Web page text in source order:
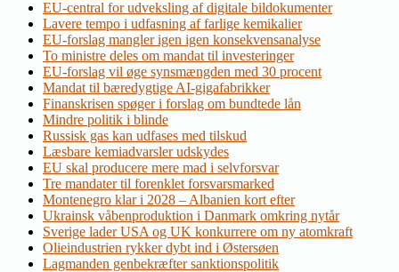
EU-central for udveksling af digitale bildokumenter
Lavere tempo i udfasning af farlige kemikalier
EU-forslag mangler igen igen konsekvensanalyse
To ministre deles om mandat til investeringer
EU-forslag vil øge synsmængden med 30 procent
Mandat til bæredygtige AI-gigafabrikker
Finanskrisen spøger i forslag om bundtede lån
Mindre politik i blinde
Russisk gas kan udfases med tilskud
Læsbare kemiadvarsler udskydes
EU skal producere mere mad i selvforsvar
Tre mandater til forenklet forsvarsmarked
Montenegro klar i 2028 – Albanien kort efter
Ukrainsk våbenproduktion i Danmark omkring nytår
Sverige lader USA og UK konkurrere om ny atomkraft
Olieindustrien rykker dybt ind i Østersøen
Lagmanden genbekræfter sanktionspolitik